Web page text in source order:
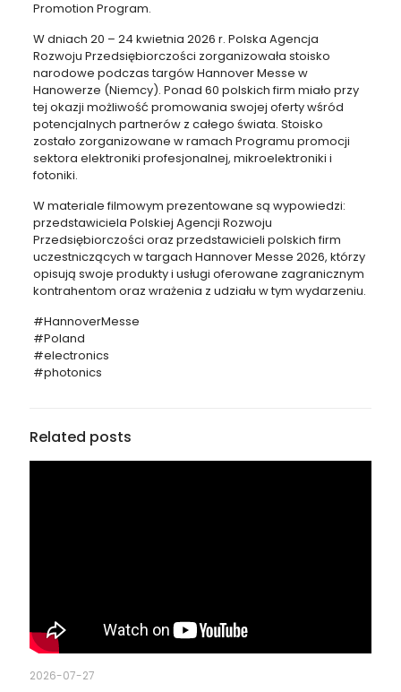
Promotion Program.
W dniach 20 – 24 kwietnia 2026 r. Polska Agencja
Rozwoju Przedsiębiorczości zorganizowała stoisko
narodowe podczas targów Hannover Messe w
Hanowerze (Niemcy). Ponad 60 polskich firm miało przy
tej okazji możliwość promowania swojej oferty wśród
potencjalnych partnerów z całego świata. Stoisko
zostało zorganizowane w ramach Programu promocji
sektora elektroniki profesjonalnej, mikroelektroniki i
fotoniki.
W materiale filmowym prezentowane są wypowiedzi:
przedstawiciela Polskiej Agencji Rozwoju
Przedsiębiorczości oraz przedstawicieli polskich firm
uczestniczących w targach Hannover Messe 2026, którzy
opisują swoje produkty i usługi oferowane zagranicznym
kontrahentom oraz wrażenia z udziału w tym wydarzeniu.
#HannoverMesse
#Poland
#electronics
#photonics
Related posts
2026-07-27